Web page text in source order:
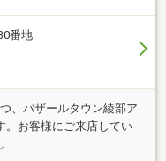
番地
、バザールタウン綾部ア
。お客様にご来店してい
産屋さんを目指していま